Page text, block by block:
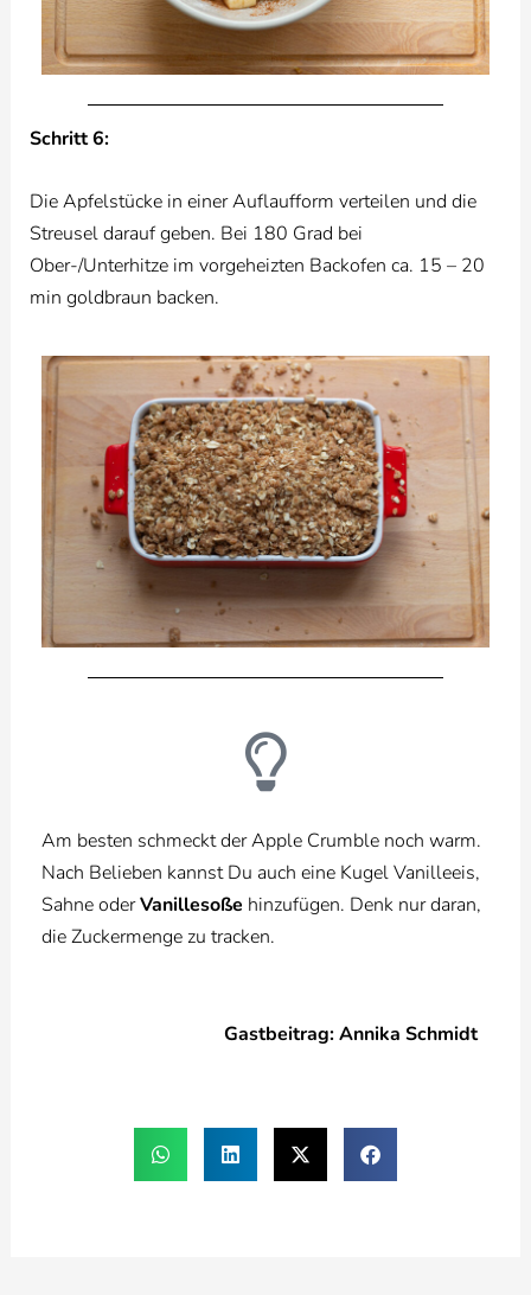
Schritt 6:
Die Apfelstücke in einer Auflaufform verteilen und die
Streusel darauf geben. Bei 180 Grad bei
Ober-/Unterhitze im vorgeheizten Backofen ca. 15 – 20
min goldbraun backen.
Am besten schmeckt der Apple Crumble noch warm.
Nach Belieben kannst Du auch eine Kugel Vanilleeis,
Sahne oderVanillesoße hinzufügen. Denk nur daran,
die Zuckermenge zu tracken.
Gastbeitrag: Annika Schmidt